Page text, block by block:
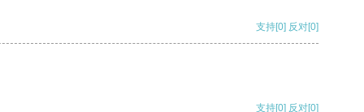
支持[0] 反对[0]
支持[0] 反对[0]